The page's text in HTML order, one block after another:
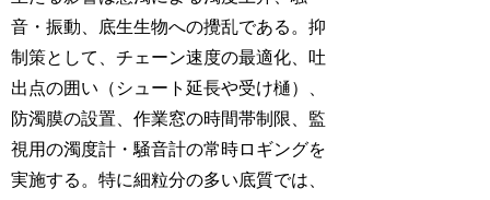
音・振動、底生生物への攪乱である。抑
制策として、チェーン速度の最適化、吐
出点の囲い（シュート延長や受け樋）、
防濁膜の設置、作業窓の時間帯制限、監
視用の濁度計・騒音計の常時ロギングを
実施する。特に細粒分の多い底質では、